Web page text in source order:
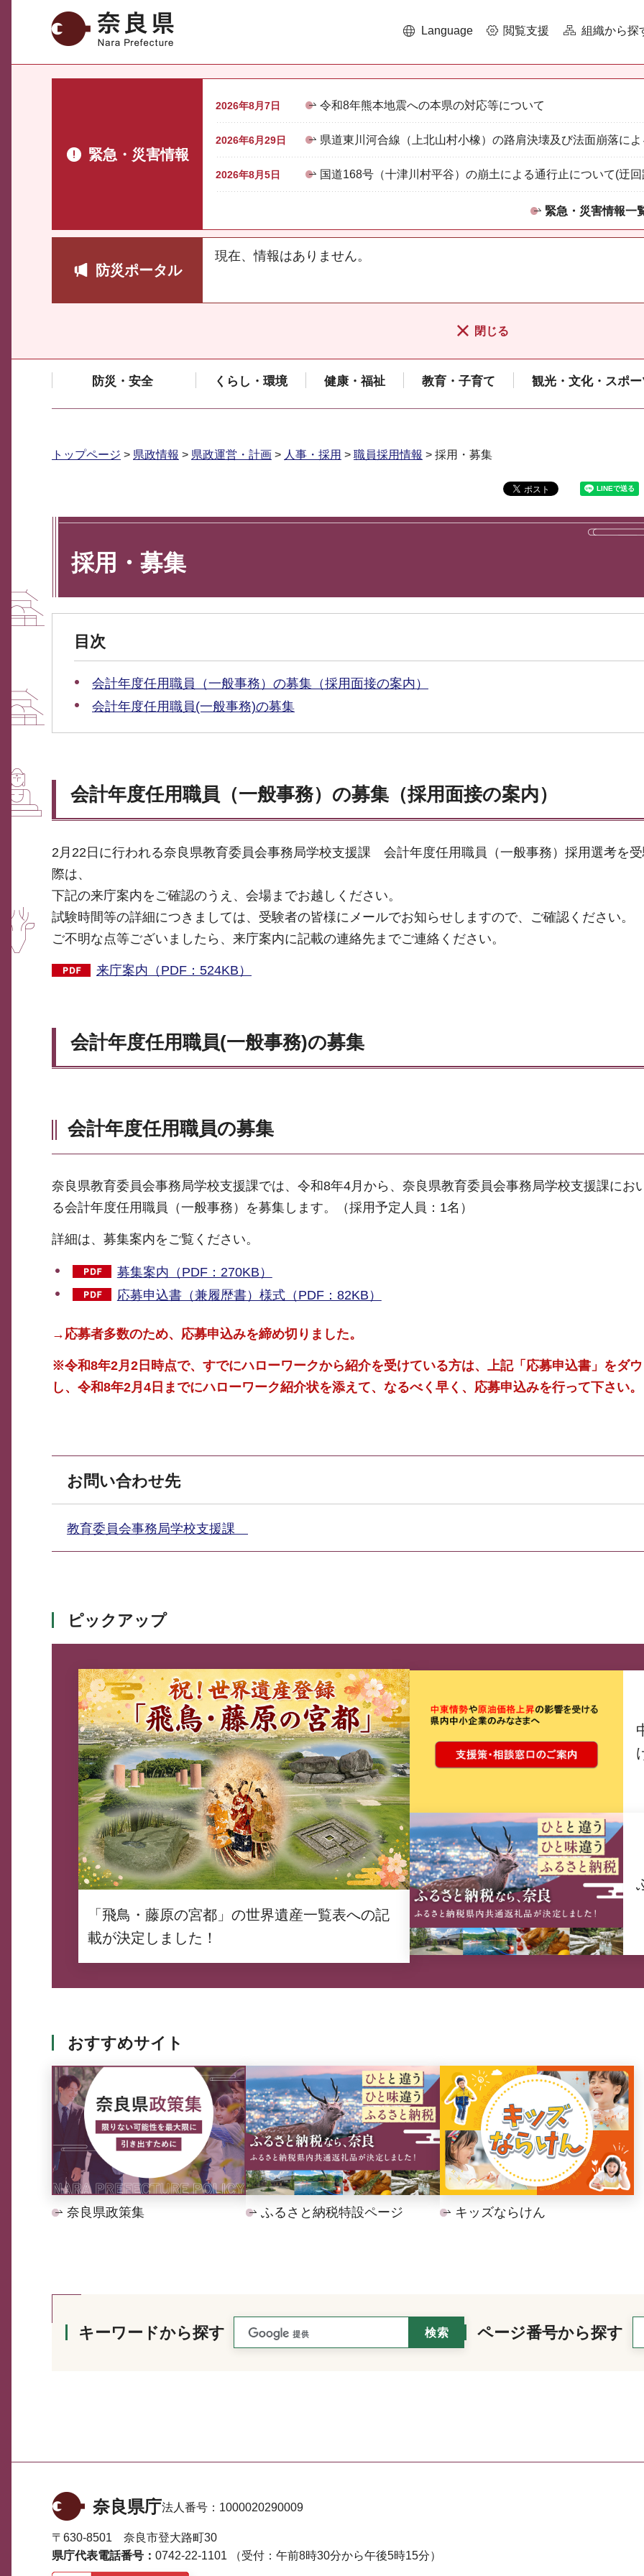
奈良県 Language 閲覧支援 組織から探
緊急・災害情報
2026年8月7日 令和8年熊本地震への本県の対応等について
2026年6月29日 県道東川河合線（上北山村小橡）の路肩決壊及び法面崩落に
2026年8月5日 国道168号（十津川村平谷）の崩土による通行止について(迂
緊急・災害情報一
防災ポータル
現在、情報はありません。
閉じる
防災・安全 くらし・環境 健康・福祉 教育・子育て 観光・文化・スポー
トップページ > 県政情報 > 県政運営・計画 > 人事・採用 > 職員採用情報 > 採用・募集
採用・募集
目次
会計年度任用職員（一般事務）の募集（採用面接の案内）
会計年度任用職員(一般事務)の募集
会計年度任用職員（一般事務）の募集（採用面接の案内）
2月22日に行われる奈良県教育委員会事務局学校支援課 会計年度任用職員（一般事務）採用選考を
際は、
下記の来庁案内をご確認のうえ、会場までお越しください。
試験時間等の詳細につきましては、受験者の皆様にメールでお知らせしますので、ご確認ください。
ご不明な点等ございましたら、来庁案内に記載の連絡先までご連絡ください。
来庁案内（PDF：524KB）
会計年度任用職員(一般事務)の募集
会計年度任用職員の募集
奈良県教育委員会事務局学校支援課では、令和8年4月から、奈良県教育委員会事務局学校支援課にお
る会計年度任用職員（一般事務）を募集します。（採用予定人員：1名）
詳細は、募集案内をご覧ください。
募集案内（PDF：270KB）
応募申込書（兼履歴書）様式（PDF：82KB）
→応募者多数のため、応募申込みを締め切りました。
※令和8年2月2日時点で、すでにハローワークから紹介を受けている方は、上記「応募申込書」をダ
し、令和8年2月4日までにハローワーク紹介状を添えて、なるべく早く、応募申込みを行って下さい。
お問い合わせ先
教育委員会事務局学校支援課
ピックアップ
「飛鳥・藤原の宮都」の世界遺産一覧表への記
載が決定しました！
おすすめサイト
奈良県政策集 ふるさと納税特設ページ キッズならけん
キーワードから探す ページ番号から探す
奈良県庁法人番号： 1000020290009
〒630-8501 奈良市登大路町30
県庁代表電話番号： 0742-22-1101 （受付：午前8時30分から午後5時15分）